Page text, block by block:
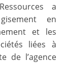
a
en
et les
liées à
de l’agence